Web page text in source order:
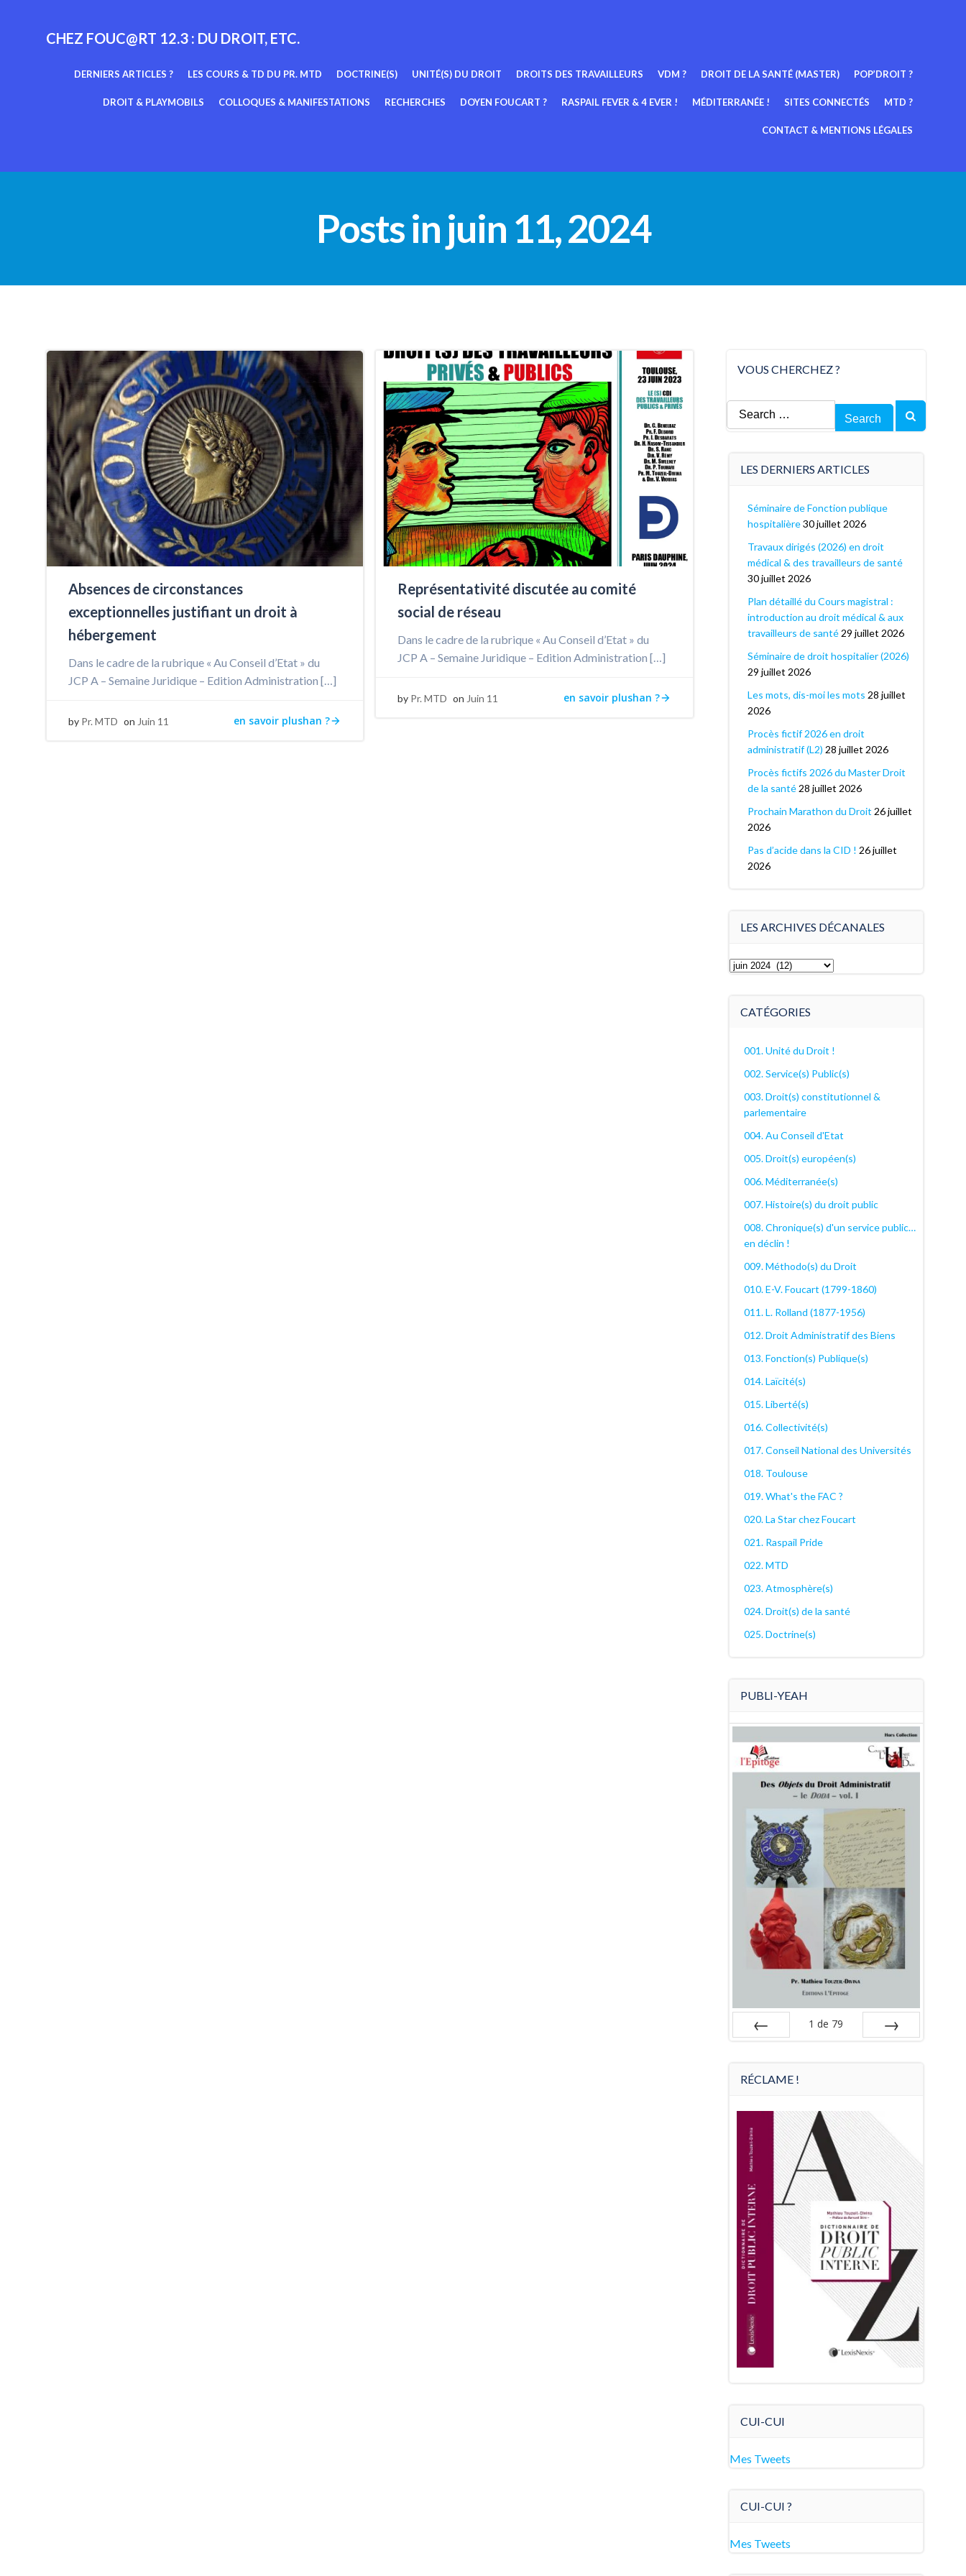
CHEZ FOUC@RT 12.3 : DU DROIT, ETC.
DERNIERS ARTICLES ? LES COURS & TD DU PR. MTD DOCTRINE(S) UNITÉ(S) DU DROIT DROITS DES TRAVAILLEURS VDM ? DROIT DE LA SANTÉ (MASTER) POP’DROIT ?
DROIT & PLAYMOBILS COLLOQUES & MANIFESTATIONS RECHERCHES DOYEN FOUCART ? RASPAIL FEVER & 4 EVER ! MÉDITERRANÉE ! SITES CONNECTÉS MTD ?
CONTACT & MENTIONS LÉGALES
Posts in juin 11, 2024
Absences de circonstances
exceptionnelles justifiant un droit à
hébergement
Dans le cadre de la rubrique « Au Conseil d’Etat » du
JCP A – Semaine Juridique – Edition Administration […]
by Pr. MTD on Juin 11 en savoir plushan ?
Représentativité discutée au comité
social de réseau
Dans le cadre de la rubrique « Au Conseil d’Etat » du
JCP A – Semaine Juridique – Edition Administration […]
by Pr. MTD on Juin 11 en savoir plushan ?
VOUS CHERCHEZ ?
Search
for:
LES DERNIERS ARTICLES
Séminaire de Fonction publique
hospitalière 30 juillet 2026
Travaux dirigés (2026) en droit
médical & des travailleurs de santé
30 juillet 2026
Plan détaillé du Cours magistral :
introduction au droit médical & aux
travailleurs de santé 29 juillet 2026
Séminaire de droit hospitalier (2026)
29 juillet 2026
Les mots, dis-moi les mots 28 juillet
2026
Procès fictif 2026 en droit
administratif (L2) 28 juillet 2026
Procès fictifs 2026 du Master Droit
de la santé 28 juillet 2026
Prochain Marathon du Droit 26 juillet
2026
Pas d’acide dans la CID ! 26 juillet
2026
LES ARCHIVES DÉCANALES
Les
CATÉGORIES
001. Unité du Droit !
002. Service(s) Public(s)
003. Droit(s) constitutionnel &
parlementaire
004. Au Conseil d'Etat
005. Droit(s) européen(s)
006. Méditerranée(s)
007. Histoire(s) du droit public
008. Chronique(s) d'un service public…
en déclin !
009. Méthodo(s) du Droit
010. E-V. Foucart (1799-1860)
011. L. Rolland (1877-1956)
012. Droit Administratif des Biens
013. Fonction(s) Publique(s)
014. Laïcité(s)
015. Liberté(s)
016. Collectivité(s)
017. Conseil National des Universités
018. Toulouse
019. What's the FAC ?
020. La Star chez Foucart
021. Raspail Pride
022. MTD
023. Atmosphère(s)
024. Droit(s) de la santé
025. Doctrine(s)
PUBLI-YEAH
1 de 79
RÉCLAME !
CUI-CUI
Mes Tweets
CUI-CUI ?
Mes Tweets